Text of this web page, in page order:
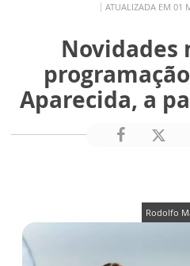
ATUALIZADA EM 01
Novidades
Aparecida, a
Rodolfo